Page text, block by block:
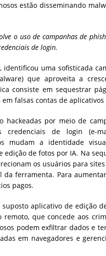
estão disseminando
o uso de campanhas de
de login.
, identificou uma sofisticada
que aproveita a
consiste em sequestrar
falsas contas de
hackeadas por meio de
credenciais de login (e-
mudam a identidade
edição de fotos por IA. Na
os usuários para
da ferramenta. Para
pagos.
suposto aplicativo de edição
remoto, que concede aos
podem exfiltrar dados e
em navegadores e